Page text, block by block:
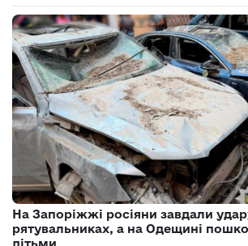
На Запоріжжі росіяни завдали
рятувальниках, а на Одещині
дітьми